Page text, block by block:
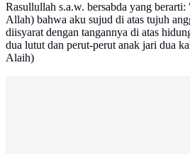
Rasullullah s.a.w. bersabda yang
Allah) bahwa aku sujud di atas tujuh
diisyarat dengan tangannya di atas
dua lutut dan perut-perut anak jari dua
Alaih)